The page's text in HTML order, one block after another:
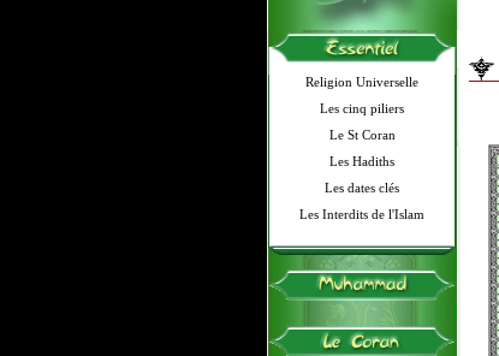
Religion Universelle
Les cinq piliers
Le St Coran
Les Hadiths
Les dates clés
Les Interdits de l'Islam